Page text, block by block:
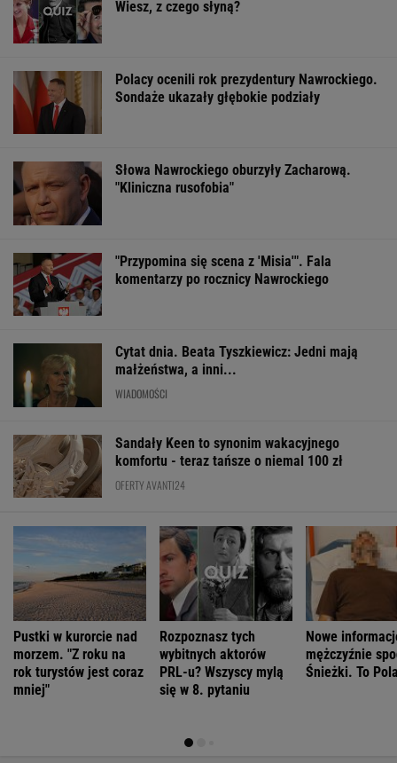
Wiesz, z czego słyną?
Polacy ocenili rok prezydentury Nawrockiego.
Sondaże ukazały głębokie podziały
Słowa Nawrockiego oburzyły Zacharową.
"Kliniczna rusofobia"
"Przypomina się scena z 'Misia'". Fala
komentarzy po rocznicy Nawrockiego
Cytat dnia. Beata Tyszkiewicz: Jedni mają
małżeństwa, a inni...
WIADOMOŚCI
Sandały Keen to synonim wakacyjnego
komfortu - teraz tańsze o niemal 100 zł
OFERTY AVANTI24
Pustki w kurorcie nad
morzem. "Z roku na
rok turystów jest coraz
mniej"
Rozpoznasz tych
wybitnych aktorów
PRL-u? Wszyscy mylą
się w 8. pytaniu
Nowe
mężczyźnie
Śnieżki. To